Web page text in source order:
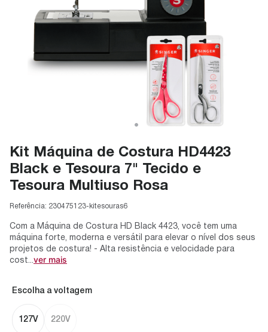
Kit Máquina de Costura HD4423
Black e Tesoura 7" Tecido e
Tesoura Multiuso Rosa
Referência: 230475123-kitesouras6
Com a Máquina de Costura HD Black 4423, você tem uma
máquina forte, moderna e versátil para elevar o nível dos seus
projetos de costura! - Alta resistência e velocidade para
cost...ver mais
voltagem
127V 220V
black
10º maquina costura